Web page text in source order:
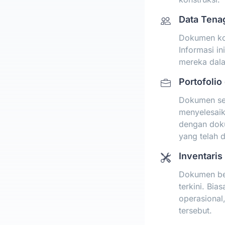
Data
Dokumen
Informasi
mereka
Portofolio
Dokumen
dengan
yang telah
Dokumen
terkini.
tersebut.